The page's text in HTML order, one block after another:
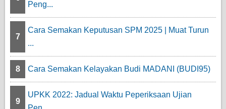
Peng...
7
Cara Semakan Keputusan SPM 2025 | Muat Turun
...
8 Cara Semakan Kelayakan Budi MADANI (BUDI95)
9
UPKK 2022: Jadual Waktu Peperiksaan Ujian